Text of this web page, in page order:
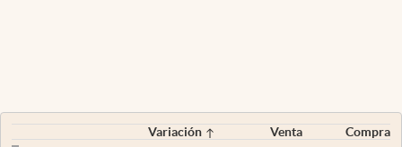
Variación Venta
Compra